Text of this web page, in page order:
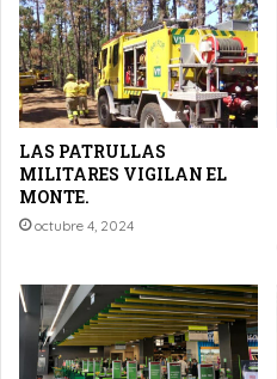
LAS PATRULLAS
MILITARES VIGILAN EL
MONTE.
octubre 4, 2024